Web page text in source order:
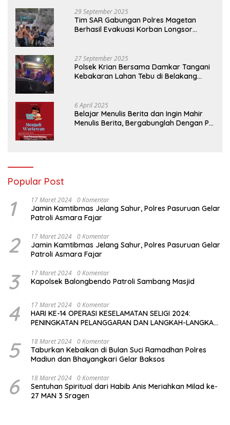
29 September 2025
Tim SAR Gabungan Polres Magetan
Berhasil Evakuasi Korban Longsor
27 September 2025
Polsek Krian Bersama Damkar Tangani
Kebakaran Lahan Tebu di Belakang
6 April 2025
Belajar Menulis Berita dan Ingin Mahir
Menulis Berita, Bergabunglah Dengan PT
Popular Post
1 17 Maret 2024 0 Komentar
Jamin Kamtibmas Jelang Sahur, Polres Pasuruan Gelar
Patroli Asmara Fajar
2 17 Maret 2024 0 Komentar
Jamin Kamtibmas Jelang Sahur, Polres Pasuruan Gelar
Patroli Asmara Fajar
3 17 Maret 2024 0 Komentar
Kapolsek Balongbendo Patroli Sambang Masjid
4 17 Maret 2024 0 Komentar
HARI KE-14 OPERASI KESELAMATAN SELIGI 2024:
PENINGKATAN PELANGGARAN DAN LANGKAH-LANGKAH
5 18 Maret 2024 0 Komentar
Taburkan Kebaikan di Bulan Suci Ramadhan Polres
Madiun dan Bhayangkari Gelar Baksos
6 18 Maret 2024 0 Komentar
Sentuhan Spiritual dari Habib Anis Meriahkan Milad ke-
27 MAN 3 Sragen